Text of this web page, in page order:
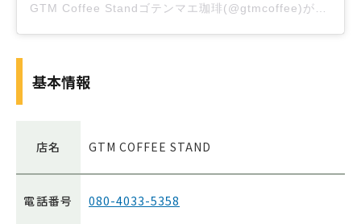
基本情報
店名 GTM COFFEE STAND
電話番号 080-4033-5358